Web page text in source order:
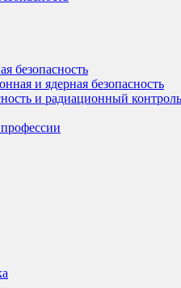
безопасность
и ядерная безопасность
и радиационный